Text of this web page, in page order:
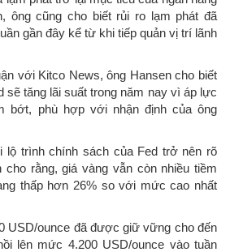
ông cũng cho biết rủi ro lạm phát đã
gần đây kể từ khi tiếp quản vị trí lãnh
với Kitco News, ông Hansen cho biết
sẽ tăng lãi suất trong năm nay vì áp lực
bớt, phù hợp với nhận định của ông
lộ trình chính sách của Fed trở nên rõ
cho rằng, giá vàng vẫn còn nhiều tiềm
thấp hơn 26% so với mức cao nhất
USD/ounce đã được giữ vững cho đến
lên mức 4.200 USD/ounce vào tuần